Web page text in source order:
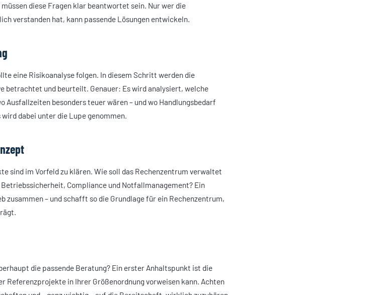
diese Fragen klar beantwortet sein. Nur wer die
verstanden hat, kann passende Lösungen entwickeln.
eine Risikoanalyse folgen. In diesem Schritt werden die
betrachtet und beurteilt. Genauer: Es wird analysiert, welche
Ausfallzeiten besonders teuer wären – und wo Handlungsbedarf
dabei unter die Lupe genommen.
sind im Vorfeld zu klären. Wie soll das Rechenzentrum verwaltet
Compliance und Notfallmanagement? Ein
zusammen – und schafft so die Grundlage für ein Rechenzentrum,
die passende Beratung? Ein erster Anhaltspunkt ist die
Referenzprojekte in Ihrer Größenordnung vorweisen kann. Achten